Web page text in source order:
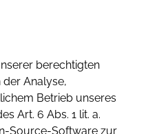
berechtigten
der Analyse,
Betrieb unseres
Art. 6 Abs. 1 lit. a.
Source-Software zur